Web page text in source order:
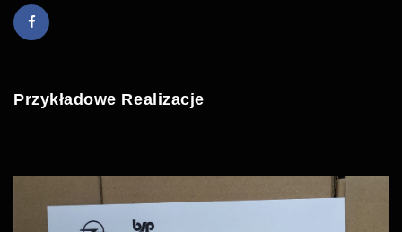
Przykładowe Realizacje